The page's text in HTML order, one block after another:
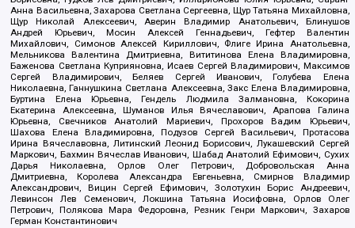
Анна Васильевна, Захарова Светлана Сергеевна, Щур Татьяна Михайловна,
Щур Николай Алексеевич, Аверин Владимир Анатольевич, Блинушов
Андрей Юрьевич, Мосин Алексей Геннадьевич, Гефтер Валентин
Михайлович, Симонов Алексей Кириллович, Флиге Ирина Анатольевна,
Мельникова Валентина Дмитриевна, Вититинова Елена Владимировна,
Баженова Светлана Куприяновна, Исаев Сергей Владимирович, Максимов
Сергей Владимирович, Беляев Сергей Иванович, Голубева Елена
Николаевна, Ганнушкина Светлана Алексеевна, Закс Елена Владимировна,
Буртина Елена Юрьевна, Гендель Людмила Залмановна, Кокорина
Екатерина Алексеевна, Шуманов Илья Вячеславович, Арапова Галина
Юрьевна, Свечников Анатолий Мариевич, Прохоров Вадим Юрьевич,
Шахова Елена Владимировна, Подузов Сергей Васильевич, Протасова
Ирина Вячеславовна, Литинский Леонид Борисович, Лукашевский Сергей
Маркович, Бахмин Вячеслав Иванович, Шабад Анатолий Ефимович, Сухих
Дарья Николаевна, Орлов Олег Петрович, Добровольская Анна
Дмитриевна, Королева Александра Евгеньевна, Смирнов Владимир
Александрович, Вицин Сергей Ефимович, Золотухин Борис Андреевич,
Левинсон Лев Семенович, Локшина Татьяна Иосифовна, Орлов Олег
Петрович, Полякова Мара Федоровна, Резник Генри Маркович, Захаров
Герман Константинович